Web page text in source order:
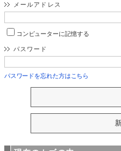
メールアドレス
コンピューターに記憶する
パスワード
パスワードを忘れた方はこちら